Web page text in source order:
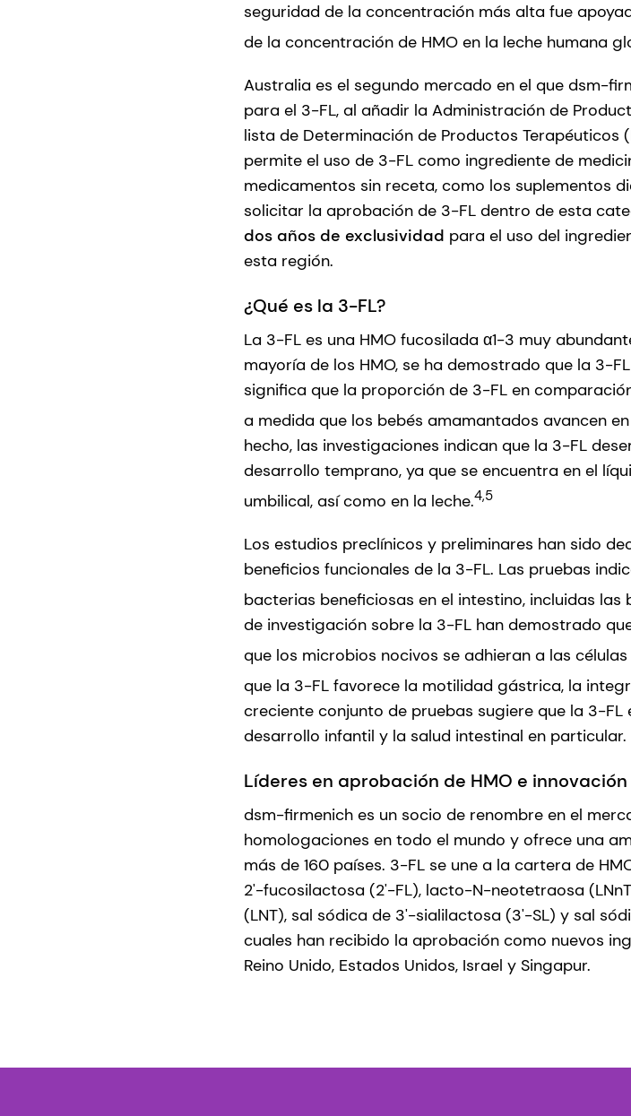
seguridad de la concentración más alta fue
de la concentración de HMO en la leche humana
Australia es el segundo mercado en el que dsm-
para el 3-FL, al añadir la Administración de
lista de Determinación de Productos Terapéuticos
permite el uso de 3-FL como ingrediente de
medicamentos sin receta, como los suplementos
solicitar la aprobación de 3-FL dentro de esta
dos años de exclusividad para el uso del
esta región.
¿Qué es la 3-FL?
La 3-FL es una HMO fucosilada α1-3 muy
mayoría de los HMO, se ha demostrado que la 3-
significa que la proporción de 3-FL en
a medida que los bebés amamantados avancen
hecho, las investigaciones indican que la 3-FL
desarrollo temprano, ya que se encuentra en el
umbilical, así como en la leche.4,5
Los estudios preclínicos y preliminares han sido
beneficios funcionales de la 3-FL. Las pruebas
bacterias beneficiosas en el intestino, incluidas las
de investigación sobre la 3-FL han demostrado
que los microbios nocivos se adhieran a las
que la 3-FL favorece la motilidad gástrica, la
creciente conjunto de pruebas sugiere que la 3-
desarrollo infantil y la salud intestinal en particular.
Líderes en aprobación de HMO e innovación
dsm-firmenich es un socio de renombre en el
homologaciones en todo el mundo y ofrece una
más de 160 países. 3-FL se une a la cartera de
2'-fucosilactosa (2'-FL), lacto-N-neotetraosa
(LNT), sal sódica de 3'-sialilactosa (3'-SL) y sal
cuales han recibido la aprobación como nuevos
Reino Unido, Estados Unidos, Israel y Singapur.